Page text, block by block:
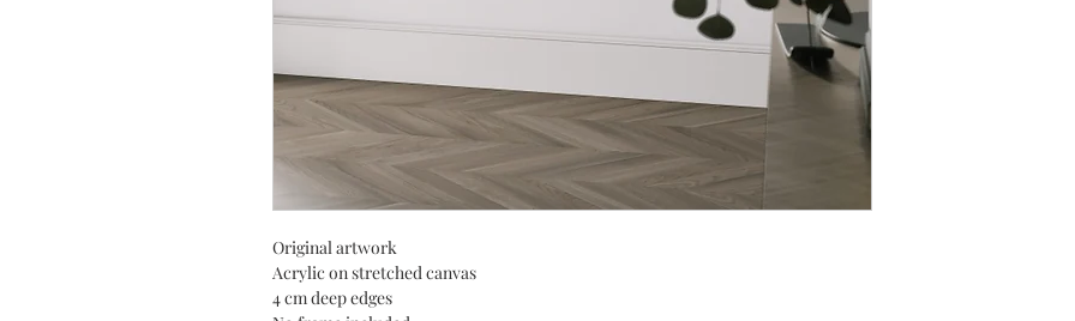
Original artwork
Acrylic on stretched canvas
4 cm deep edges